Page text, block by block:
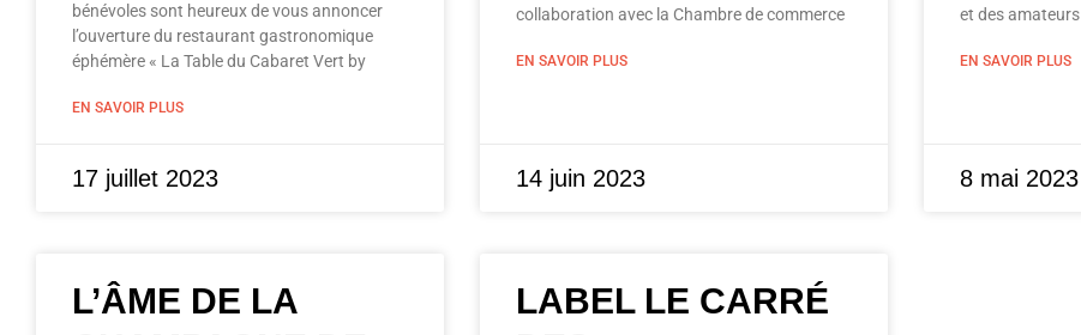
bénévoles sont heureux de vous annoncer
l’ouverture du restaurant gastronomique
éphémère « La Table du Cabaret Vert by
EN SAVOIR PLUS
17 juillet 2023
collaboration avec la Chambre de commerce
EN SAVOIR PLUS
14 juin 2023
et des amateurs
EN SAVOIR PLUS
8 mai 2023
L’ÂME DE LA
LABEL LE CARRÉ